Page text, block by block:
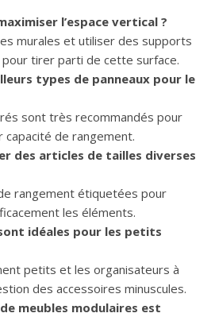
l’espace vertical ?
murales et utiliser des supports
pour tirer parti de cette surface.
types de panneaux pour le
sont très recommandés pour
de rangement.
des articles de tailles diverses
rangement étiquetées pour
les éléments.
idéales pour les petits
petits et les organisateurs à
des accessoires minuscules.
meubles modulaires est